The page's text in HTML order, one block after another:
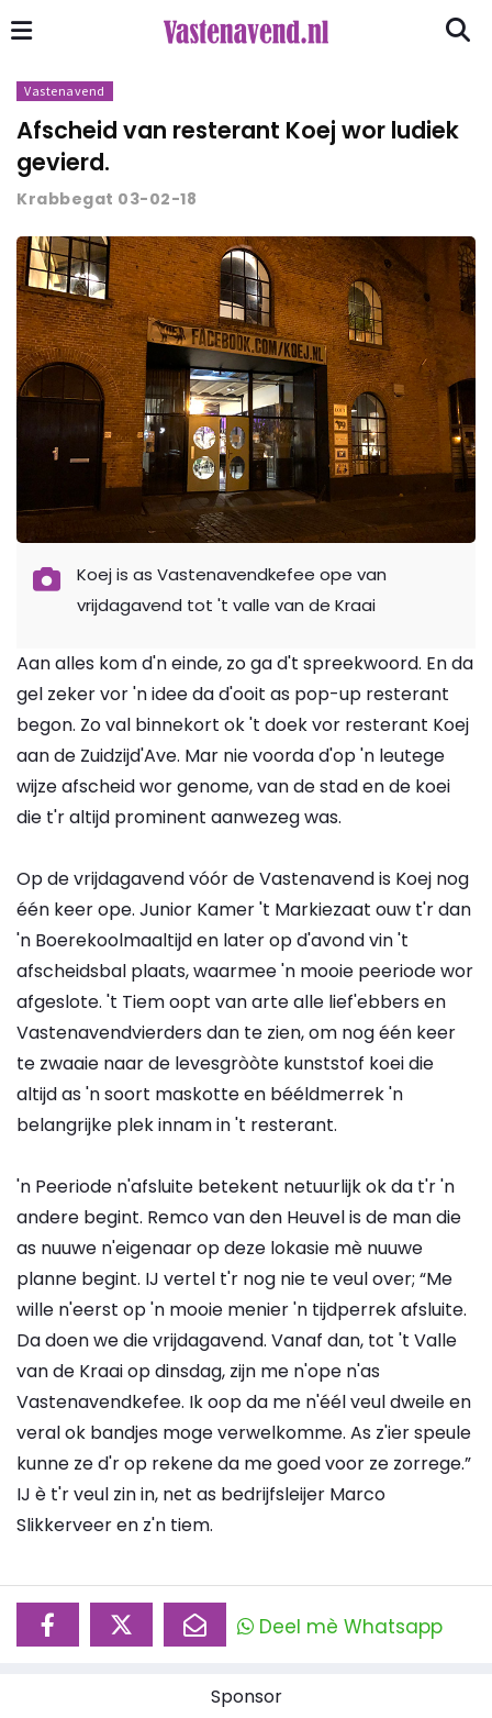
Vastenavend
Afscheid van resterant Koej wor ludiek
gevierd.
Krabbegat 03-02-18
Koej is as Vastenavendkefee ope van
vrijdagavend tot 't valle van de Kraai
Aan alles kom d'n einde, zo ga d't spreekwoord. En da
gel zeker vor 'n idee da d'ooit as pop-up resterant
begon. Zo val binnekort ok 't doek vor resterant Koej
aan de Zuidzijd'Ave. Mar nie voorda d'op 'n leutege
wijze afscheid wor genome, van de stad en de koei
die t'r altijd prominent aanwezeg was.
Op de vrijdagavend vóór de Vastenavend is Koej nog
één keer ope. Junior Kamer 't Markiezaat ouw t'r dan
'n Boerekoolmaaltijd en later op d'avond vin 't
afscheidsbal plaats, waarmee 'n mooie peeriode wor
afgeslote. 't Tiem oopt van arte alle lief'ebbers en
Vastenavendvierders dan te zien, om nog één keer
te zwaaie naar de levesgròòte kunststof koei die
altijd as 'n soort maskotte en bééldmerrek 'n
belangrijke plek innam in 't resterant.
'n Peeriode n'afsluite betekent netuurlijk ok da t'r 'n
andere begint. Remco van den Heuvel is de man die
as nuuwe n'eigenaar op deze lokasie mè nuuwe
planne begint. IJ vertel t'r nog nie te veul over; “Me
wille n'eerst op 'n mooie menier 'n tijdperrek afsluite.
Da doen we die vrijdagavend. Vanaf dan, tot 't Valle
van de Kraai op dinsdag, zijn me n'ope n'as
Vastenavendkefee. Ik oop da me n'éél veul dweile en
veral ok bandjes moge verwelkomme. As z'ier speule
kunne ze d'r op rekene da me goed voor ze zorrege.”
IJ è t'r veul zin in, net as bedrijfsleijer Marco
Slikkerveer en z'n tiem.
Deel mè Whatsapp
Sponsor